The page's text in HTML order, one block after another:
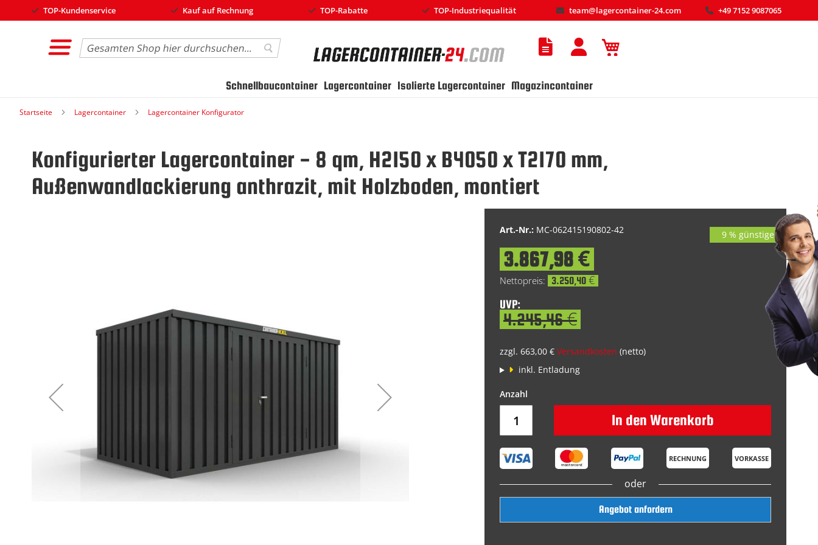
TOP-Kundenservice Kauf auf Rechnung TOP-Rabatte TOP-Industriequalität team@lagercontainer-24.com +49 7152 9087065
Search
Schnellbaucontainer Lagercontainer Isolierte Lagercontainer Magazincontainer
Startseite Lagercontainer Lagercontainer Konfigurator
Konfigurierter Lagercontainer - 8 qm, H2150 x B4050 x T2170 mm,
Außenwandlackierung anthrazit, mit Holzboden, montiert
Art.-Nr.: MC-062415190802-42
Special
Price
3.867,98 €
3.250,40 €
UVP:
4.245,46 €
zzgl. 663,00 € Versandkosten (netto)
inkl. Entladung
In den Warenkorb
RECHNUNG VORKASSE
oder
Angebot anfordern
9 % günstiger